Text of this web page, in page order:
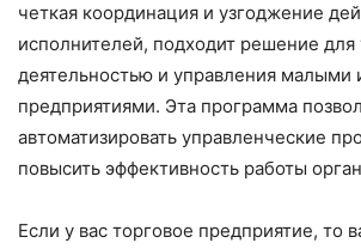
четкая координация и узгоджение
исполнителей, подходит решение для
деятельностью и управления малыми
предприятиями. Эта программа
автоматизировать управленческие
повысить эффективность работы
Если у вас торговое предприятие, то